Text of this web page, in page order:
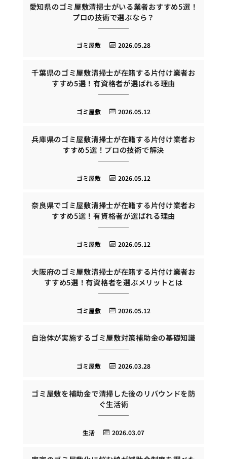
愛知県のゴミ屋敷清掃士がいる業者おすすめ5選！
プロの技術で選ぶなら？
2026.05.28
ゴミ屋敷
千葉県のゴミ屋敷清掃士が在籍する片付け業者お
すすめ5選！有資格者が選ばれる理由
2026.05.12
ゴミ屋敷
兵庫県のゴミ屋敷清掃士が在籍する片付け業者お
すすめ5選！プロの技術で解決
2026.05.12
ゴミ屋敷
奈良県でゴミ屋敷清掃士が在籍する片付け業者お
すすめ5選！有資格者が選ばれる理由
2026.05.12
ゴミ屋敷
大阪府のゴミ屋敷清掃士が在籍する片付け業者お
すすめ5選！有資格者を選ぶメリットとは
2026.05.12
ゴミ屋敷
自治体が実施するゴミ屋敷対策補助金の基礎知識
2026.03.28
ゴミ屋敷
ゴミ屋敷を補助金で清掃した後のリバウンドを防
ぐ生活術
2026.03.07
生活